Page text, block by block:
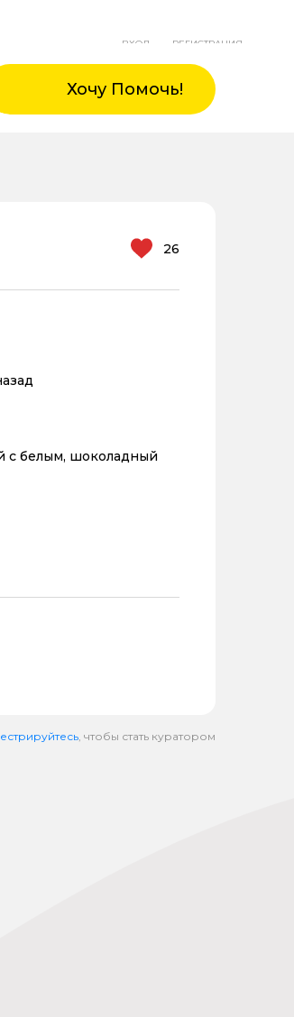
ВХОД РЕГИСТРАЦИЯ
Хочу Помочь!
26
с белым, шоколадный
, чтобы стать куратором